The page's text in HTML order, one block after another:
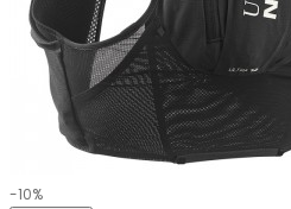
-10%